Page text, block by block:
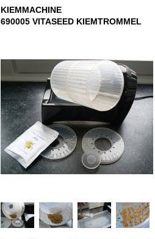
KIEMMACHINE
690005 VITASEED KIEMTROMMEL